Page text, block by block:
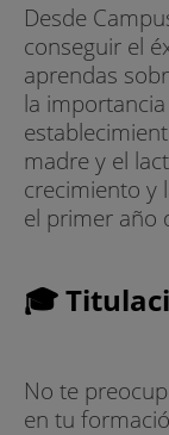
Desde
conseguir el
aprendas
la
madre y el
crecimiento y
el primer año
🎓
No te
en tu